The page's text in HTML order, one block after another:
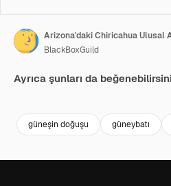
BlackBoxGuild
Ayrıca şunları da
güneşin doğuşu güneybatı